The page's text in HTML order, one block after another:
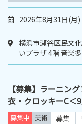
2026年8月31日(月)
横浜市瀬谷区民文
いプラザ 4階 音楽
【募集】ラーニン
衣・クロッキーC＜
募集中 美術 募集